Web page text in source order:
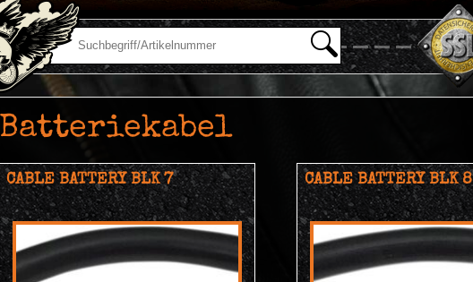
Batteriekabel
CABLE BATTERY BLK 7 CABLE BATTERY BLK 8